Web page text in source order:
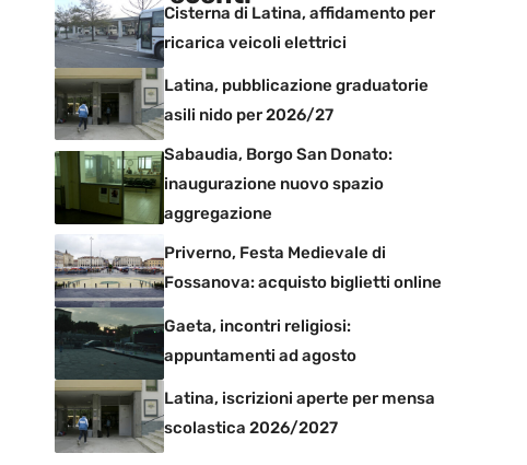
Cisterna di Latina, affidamento per
ricarica veicoli elettrici
Latina, pubblicazione graduatorie
asili nido per 2026/27
Sabaudia, Borgo San Donato:
inaugurazione nuovo spazio
aggregazione
Priverno, Festa Medievale di
Fossanova: acquisto biglietti online
Gaeta, incontri religiosi:
appuntamenti ad agosto
Latina, iscrizioni aperte per mensa
scolastica 2026/2027